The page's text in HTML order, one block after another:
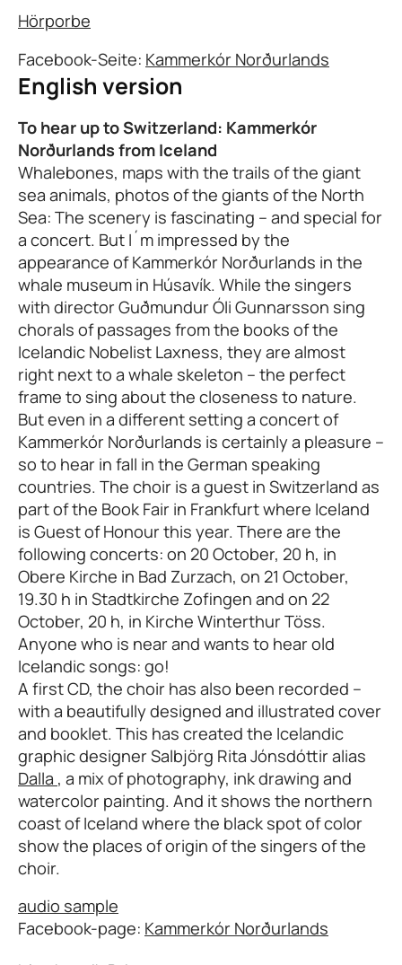
Hörporbe
Facebook-Seite: Kammerkór Norðurlands
English version
To hear up to Switzerland: Kammerkór
Norðurlands from Iceland
Whalebones, maps with the trails of the giant
sea animals, photos of the giants of the North
Sea: The scenery is fascinating – and special for
a concert. But I´m impressed by the
appearance of Kammerkór Norðurlands in the
whale museum in Húsavík. While the singers
with director Guðmundur Óli Gunnarsson sing
chorals of passages from the books of the
Icelandic Nobelist Laxness, they are almost
right next to a whale skeleton – the perfect
frame to sing about the closeness to nature.
But even in a different setting a concert of
Kammerkór Norðurlands is certainly a pleasure –
so to hear in fall in the German speaking
countries. The choir is a guest in Switzerland as
part of the Book Fair in Frankfurt where Iceland
is Guest of Honour this year. There are the
following concerts: on 20 October, 20 h, in
Obere Kirche in Bad Zurzach, on 21 October,
19.30 h in Stadtkirche Zofingen and on 22
October, 20 h, in Kirche Winterthur Töss.
Anyone who is near and wants to hear old
Icelandic songs: go!
A first CD, the choir has also been recorded –
with a beautifully designed and illustrated cover
and booklet. This has created the Icelandic
graphic designer Salbjörg Rita Jónsdóttir alias
Dalla , a mix of photography, ink drawing and
watercolor painting. And it shows the northern
coast of Iceland where the black spot of color
show the places of origin of the singers of the
choir.
audio sample
Facebook-page: Kammerkór Norðurlands